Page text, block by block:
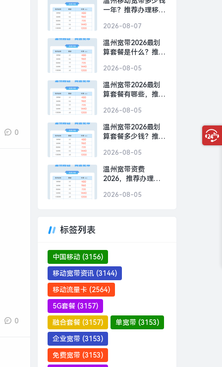
0
0
一年？推荐办理移动
2026-08-07
温州宽带2026最划
算套餐是什么？推荐
480元
2026-08-05
温州宽带2026最划
算套餐有哪些，推荐
480元
2026-08-05
温州宽带2026最划
算套餐多少钱？推荐
480元
2026-08-05
温州宽带资费
2026，推荐办理移
2026-08-05
标签列表
中国移动 (3156)
移动宽带资讯 (3144)
移动流量卡 (2564)
5G套餐 (3157)
融合套餐 (3157) 单宽带 (3153)
企业宽带 (3153)
免费宽带 (3153)